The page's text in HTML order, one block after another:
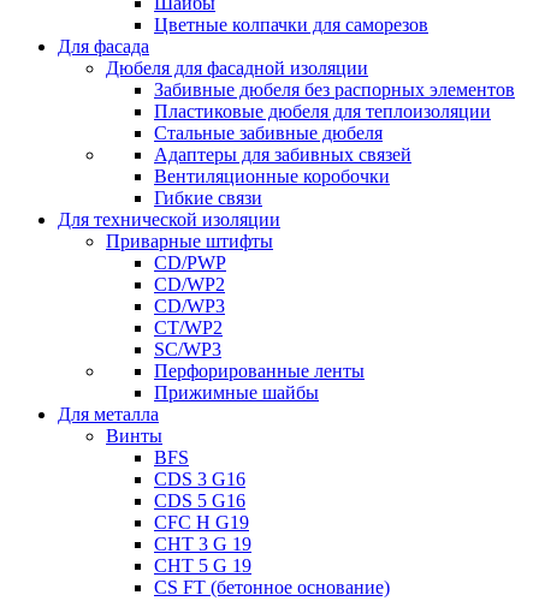
Цветные колпачки для саморезов
Для фасада
Дюбеля для фасадной изоляции
Забивные дюбеля без распорных элементов
Пластиковые дюбеля для теплоизоляции
Стальные забивные дюбеля
Адаптеры для забивных связей
Вентиляционные коробочки
Гибкие связи
Для технической изоляции
Приварные штифты
CD/PWP
CD/WP2
CD/WP3
CT/WP2
SC/WP3
Перфорированные ленты
Прижимные шайбы
Для металла
Винты
BFS
CDS 3 G16
CDS 5 G16
CFC H G19
CHT 3 G 19
CHT 5 G 19
CS FT (бетонное основание)